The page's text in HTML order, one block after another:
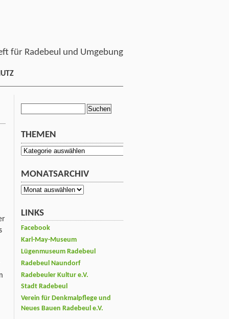
für Radebeul und Umgebung
THEMEN
Themen
MONATSARCHIV
Monatsarchiv
LINKS
Facebook
Karl-May-Museum
Lügenmuseum Radebeul
Radebeul Naundorf
Radebeuler Kultur e.V.
Stadt Radebeul
Verein für Denkmalpflege und
Neues Bauen Radebeul e.V.